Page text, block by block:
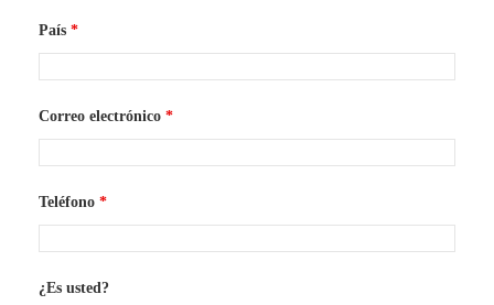
País *
Correo electrónico *
Teléfono *
¿Es usted?